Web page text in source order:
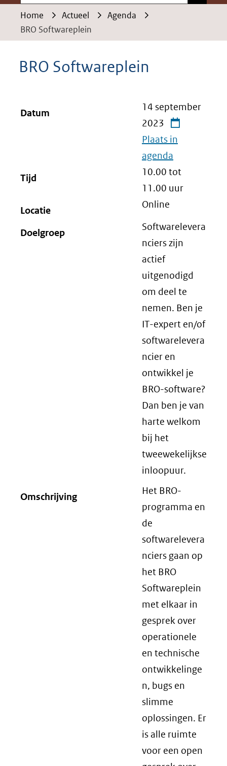
Home Actueel
Agenda
BRO Softwareplein
BRO Softwareplein
Datum
14 september
2023
Plaats in
agenda
Tijd
10.00 tot
11.00 uur
Locatie
Online
Doelgroep
Softwarelevera
nciers zijn
actief
uitgenodigd
om deel te
nemen. Ben je
IT-expert en/of
softwarelevera
ncier en
ontwikkel je
BRO-software?
Dan ben je van
harte welkom
bij het
tweewekelijkse
inloopuur.
Omschrijving
Het BRO-
programma en
de
softwarelevera
nciers gaan op
het BRO
Softwareplein
met elkaar in
gesprek over
operationele
en technische
ontwikkelinge
n, bugs en
slimme
oplossingen. Er
is alle ruimte
voor een open